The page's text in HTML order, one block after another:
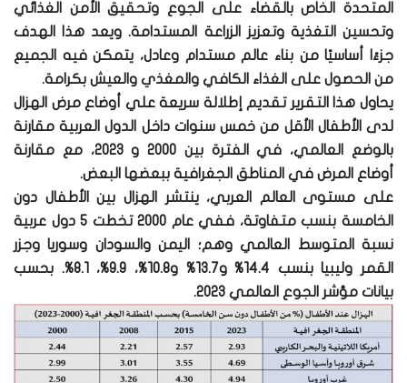
المتحدة الخاص بالقضاء على الجوع وتحقيق الأمن الغذائي
وتحسين التغذية وتعزيز الزراعة المستدامة. ويعد هذا الهدف
جزءًا أساسيًا من بناء عالم مستدام وعادل، يتمكن فيه الجميع
من الحصول على الغذاء الكافي والمغذي والعيش بكرامة.
يحاول هذا التقرير تقديم إطلالة سريعة علي أوضاع مرض الهزال
لدى الأطفال الأقل من خمس سنوات داخل الدول العربية مقارنة
بالوضع العالمي، في الفترة بين 2000 و 2023، مع مقارنة
أوضاع المرض في المناطق الجغرافية ببعضها البعض.
على مستوى العالم العربي، ينتشر الهزال بين الأطفال دون
الخامسة بنسب متفاوتة، ففي عام 2000 تخطت 5 دول عربية
نسبة المتوسط العالمي وهم؛ اليمن والسودان وسوريا وجزر
القمر وليبيا بنسب 14.4% و13.7% و10.8%، 9.9%، 8.1%. بحسب
بيانات مؤشر الجوع العالمي 2023.